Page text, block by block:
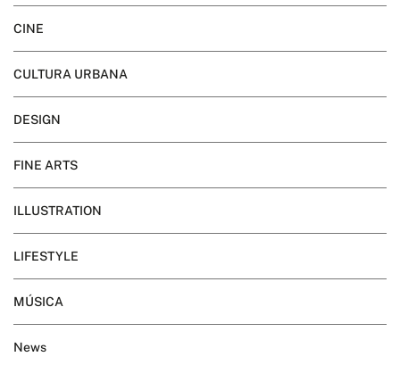
CINE
CULTURA URBANA
DESIGN
FINE ARTS
ILLUSTRATION
LIFESTYLE
MÚSICA
News